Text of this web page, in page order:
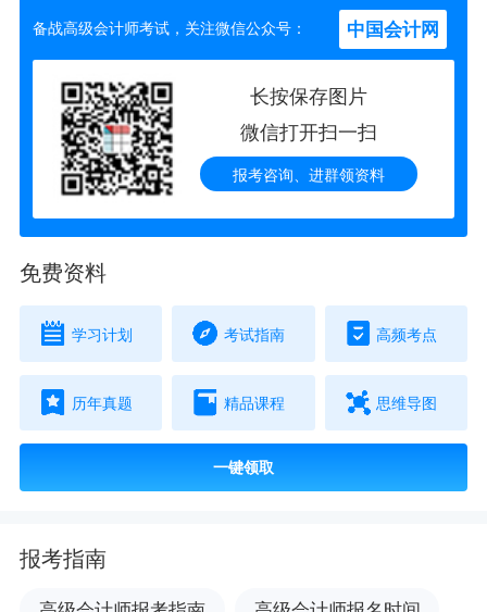
备战高级会计师考试，关注微信公众号： 中国会计网
长按保存图片
微信打开扫一扫
报考咨询、进群领资料
免费资料
学习计划 考试指南 高频考点
历年真题 精品课程 思维导图
一键领取
报考指南